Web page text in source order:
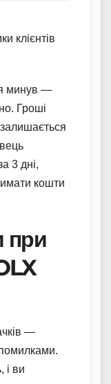
клієнтів
минув —
Гроші
3 дні,
кошти
при
—
і ви